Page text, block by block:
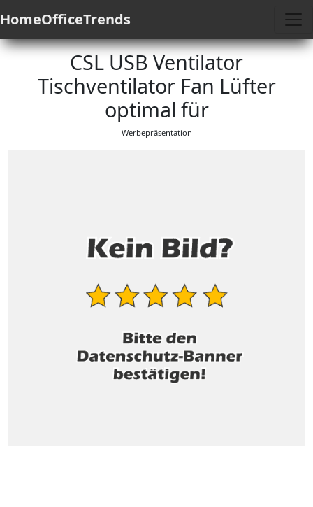
HomeOfficeTrends
CSL USB Ventilator
Tischventilator Fan Lüfter
optimal für
Werbepräsentation